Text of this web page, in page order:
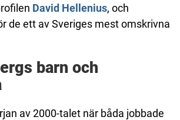
David Hellenius, och
de ett av Sveriges mest omskrivna
barn och
av 2000-talet när båda jobbade